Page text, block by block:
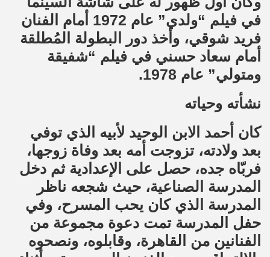
في فيلم “ولدي” عام 1972 أمام الفنان
فريد شوقي، وأخذ دور البطولة المُطلقة
أمام سعاد حسني في فيلم “شفيقة
ومتولي” عام 1978.
نشأته وحياته
كان أحمد الابن الوحيد لأبيه الذي توفي
بعد ولادته، تزوجت أمه بعد وفاة زوجها،
فربّاه جده، حصل على الإعدادية ثم دخل
المدرسة الصناعية، حيث شجعه ناظر
المدرسة الذي كان يحب المسرح، وفي
حفل المدرسة تمت دعوة مجموعة من
الفنانين من القاهرة، وقابلوه، ونصحوه